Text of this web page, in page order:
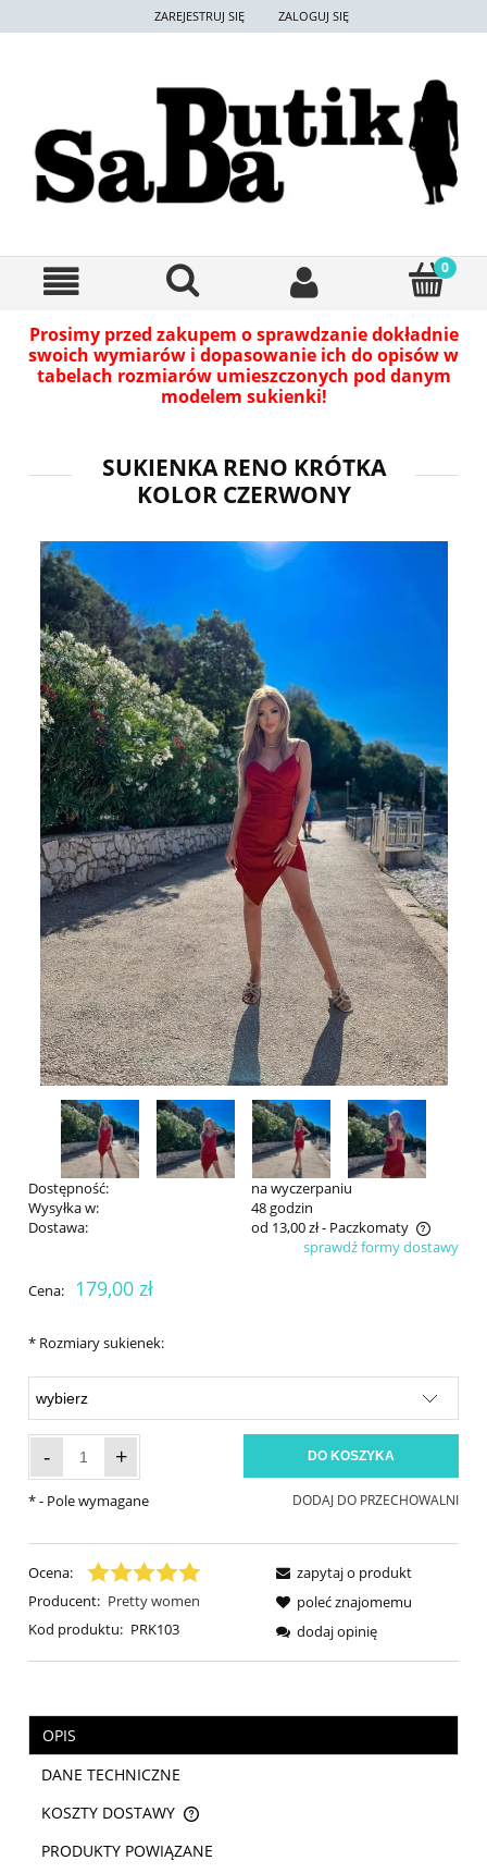
ZAREJESTRUJ SIĘ ZALOGUJ SIĘ
Prosimy przed zakupem o sprawdzanie dokładnie
swoich wymiarów i dopasowanie ich do opisów w
tabelach rozmiarów umieszczonych pod danym
modelem sukienki!
SUKIENKA RENO KRÓTKA
KOLOR CZERWONY
Dostępność:
na wyczerpaniu
Wysyłka w:
48 godzin
Dostawa:
od 13,00 zł- Paczkomaty
Cena nie zawiera ewentualnych kosztów płatnościsprawdź formy dostawy
Cena: 179,00 zł
* Rozmiary sukienek:
- + DO KOSZYKA
DODAJ DO PRZECHOWALNI
*- Pole wymagane
Ocena:
Producent: Pretty women
Kod produktu: PRK103
zapytaj o produkt
poleć znajomemu
dodaj opinię
OPIS
DANE TECHNICZNE
KOSZTY DOSTAWY
CENA NIE ZAWIERA EWENTUALNYCH KOSZTÓW PŁATNOŚCI
PRODUKTY POWIĄZANE